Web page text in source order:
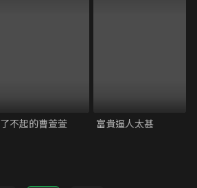
了不起的曹萱萱 富貴逼人太甚